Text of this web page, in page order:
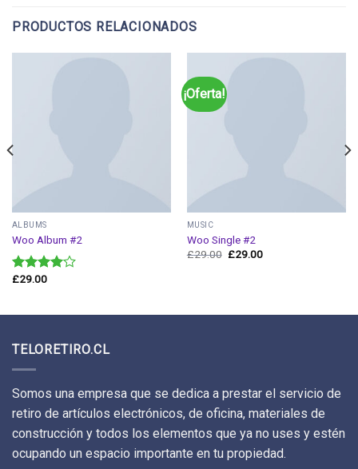
PRODUCTOS RELACIONADOS
ALBUMS
Woo Album #2
Valorado
£29.00
¡Oferta!
MUSIC
Woo Single #2
£29.00 £29.00
TELORETIRO.CL
Somos una empresa que se dedica a prestar el servicio de
retiro de artículos electrónicos, de oficina, materiales de
construcción y todos los elementos que ya no uses y estén
ocupando un espacio importante en tu propiedad.